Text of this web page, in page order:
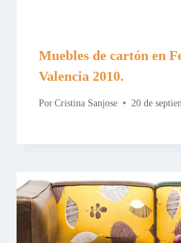
Muebles de cartón en
Valencia 2010.
Por Cristina Sanjose 20 de